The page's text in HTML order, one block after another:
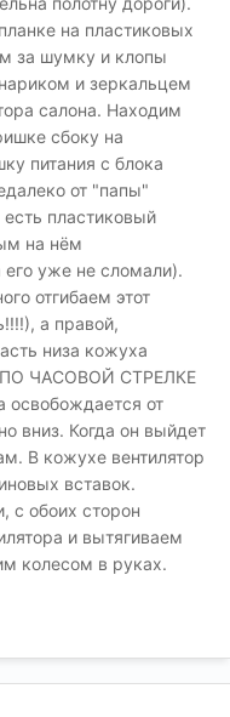
на пластиковых
за шумку и клопы
и зеркальцем
салона. Находим
сбоку на
питания c блока
от "папы"
пластиковый
на нём
его уже не сломали).
отгибаем этот
а правой,
низа кожуха
ПО ЧАСОВОЙ СТРЕЛКЕ
освобождается от
вниз. Когда он выйдет
В кожухе вентилятор
вставок.
обоих сторон
и вытягиваем
колесом в руках.